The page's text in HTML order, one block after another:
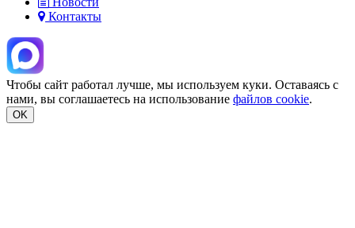
Контакты
Чтобы сайт работал лучше, мы используем куки. Оставаясь с
нами, вы соглашаетесь на использование файлов cookie.
OK